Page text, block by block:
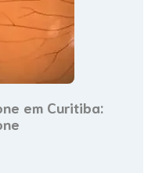
em Curitiba: